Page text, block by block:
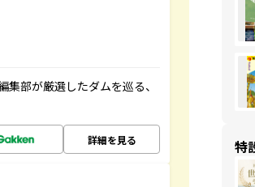
部が厳選したダムを巡る、
詳細を見る 特